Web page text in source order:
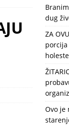
srce,
i
dug
ZA
Ovo je